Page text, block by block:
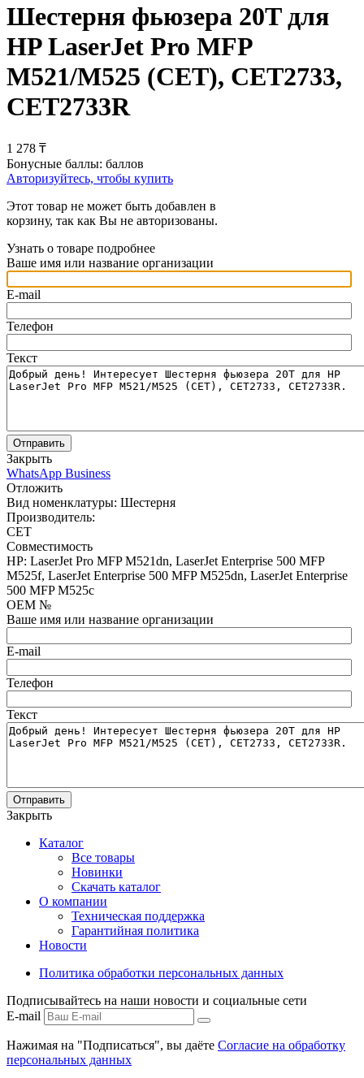
Шестерня фьюзера 20T для
HP LaserJet Pro MFP
M521/M525 (CET), CET2733,
CET2733R
1 278 ₸
Бонусные баллы: баллов
Авторизуйтесь, чтобы купить
Этот товар не может быть добавлен в
корзину, так как Вы не авторизованы.
Узнать о товаре подробнее
Ваше имя или название организации
E-mail
Телефон
Текст
Отправить
Закрыть
WhatsApp Business
Отложить
Вид номенклатуры: Шестерня
Производитель:
CET
Совместимость
HP: LaserJet Pro MFP M521dn, LaserJet Enterprise 500 MFP
M525f, LaserJet Enterprise 500 MFP M525dn, LaserJet Enterprise
500 MFP M525c
OEM №
Ваше имя или название организации
E-mail
Телефон
Текст
Отправить
Закрыть
Каталог
Все товары
Новинки
Скачать каталог
О компании
Техническая поддержка
Гарантийная политика
Новости
Политика обработки персональных данных
Подписывайтесь на наши новости и социальные сети
E-mail
Нажимая на "Подписаться", вы даёте Согласие на обработку
персональных данных